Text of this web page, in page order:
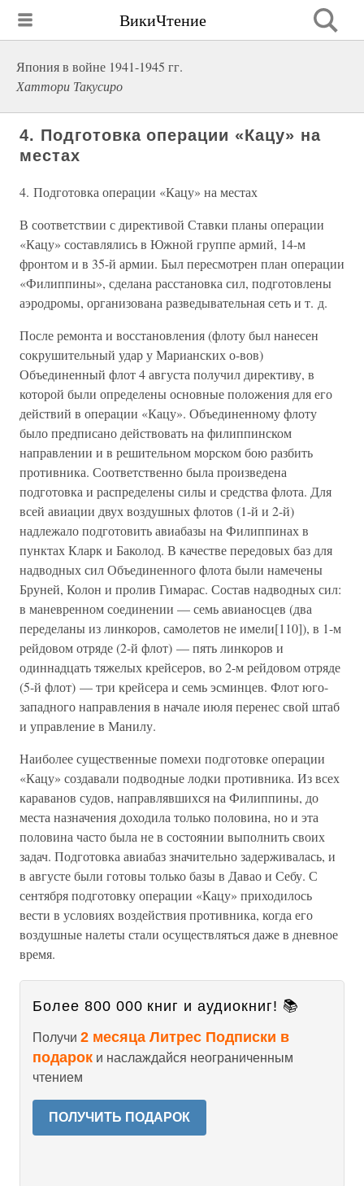
ВикиЧтение
Япония в войне 1941-1945 гг.
Хаттори Такусиро
4. Подготовка операции «Кацу» на
местах
4. Подготовка операции «Кацу» на местах
В соответствии с директивой Ставки планы операции
«Кацу» составлялись в Южной группе армий, 14-м
фронтом и в 35-й армии. Был пересмотрен план операции
«Филиппины», сделана расстановка сил, подготовлены
аэродромы, организована разведывательная сеть и т. д.
После ремонта и восстановления (флоту был нанесен
сокрушительный удар у Марианских о-вов)
Объединенный флот 4 августа получил директиву, в
которой были определены основные положения для его
действий в операции «Кацу». Объединенному флоту
было предписано действовать на филиппинском
направлении и в решительном морском бою разбить
противника. Соответственно была произведена
подготовка и распределены силы и средства флота. Для
всей авиации двух воздушных флотов (1-й и 2-й)
надлежало подготовить авиабазы на Филиппинах в
пунктах Кларк и Баколод. В качестве передовых баз для
надводных сил Объединенного флота были намечены
Бруней, Колон и пролив Гимарас. Состав надводных сил:
в маневренном соединении — семь авианосцев (два
переделаны из линкоров, самолетов не имели[110]), в 1-м
рейдовом отряде (2-й флот) — пять линкоров и
одиннадцать тяжелых крейсеров, во 2-м рейдовом отряде
(5-й флот) — три крейсера и семь эсминцев. Флот юго-
западного направления в начале июля перенес свой штаб
и управление в Манилу.
Наиболее существенные помехи подготовке операции
«Кацу» создавали подводные лодки противника. Из всех
караванов судов, направлявшихся на Филиппины, до
места назначения доходила только половина, но и эта
половина часто была не в состоянии выполнить своих
задач. Подготовка авиабаз значительно задерживалась, и
в августе были готовы только базы в Давао и Себу. С
сентября подготовку операции «Кацу» приходилось
вести в условиях воздействия противника, когда его
воздушные налеты стали осуществляться даже в дневное
время.
Более 800 000 книг и аудиокниг! 📚
Получи 2 месяца Литрес Подписки в
подарок и наслаждайся неограниченным
чтением
ПОЛУЧИТЬ ПОДАРОК